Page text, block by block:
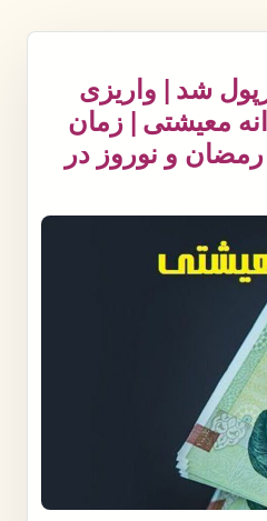
شد | واریزی
معیشتی | زمان
و نوروز در